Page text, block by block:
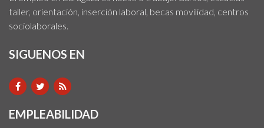
taller, orientación, inserción laboral, becas movilidad, centros
sociolaborales.
SIGUENOS EN
EMPLEABILIDAD